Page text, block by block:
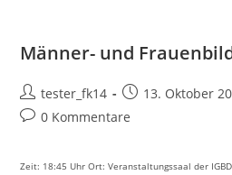
Männer- und
Beitrags-
Autor:
tester_fk14
Beitrag
veröffentlicht:
13. Oktober
Beitrags-
0 Kommentare
Zeit: 18:45 Uhr Ort: Veranstaltungssaal der